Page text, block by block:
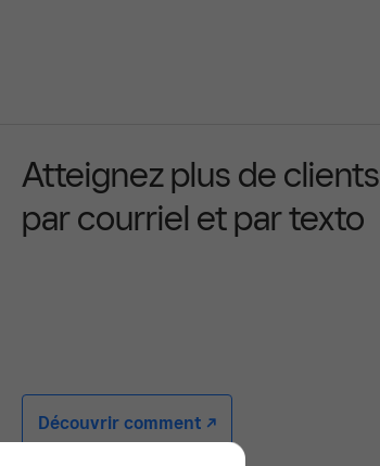
Atteignez plus de clients
par courriel et par texto
Découvrir comment -/^